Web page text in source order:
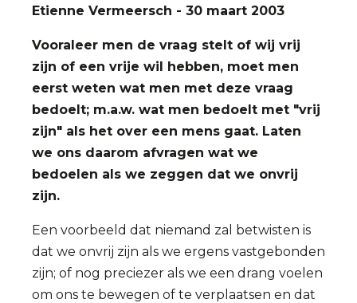
Etienne Vermeersch - 30 maart 2003
Vooraleer men de vraag stelt of wij vrij
zijn of een vrije wil hebben, moet men
eerst weten wat men met deze vraag
bedoelt; m.a.w. wat men bedoelt met "vrij
zijn" als het over een mens gaat. Laten
we ons daarom afvragen wat we
bedoelen als we zeggen dat we onvrij
zijn.
Een voorbeeld dat niemand zal betwisten is
dat we onvrij zijn als we ergens vastgebonden
zijn; of nog preciezer als we een drang voelen
om ons te bewegen of te verplaatsen en dat